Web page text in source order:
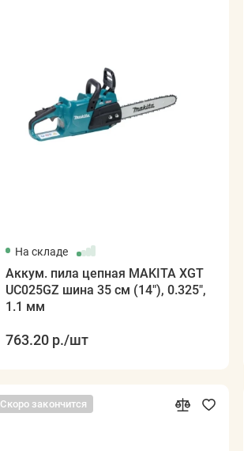
На складе
Аккум. пила цепная MAKITA XGT
UC025GZ шина 35 см (14"), 0.325",
1.1 мм
763.20 р./шт
Скоро закончится